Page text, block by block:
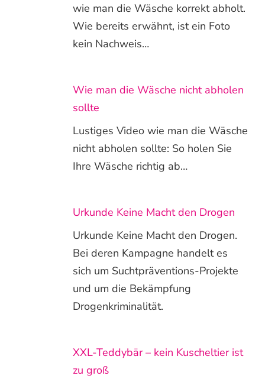
wie man die Wäsche korrekt abholt.
Wie bereits erwähnt, ist ein Foto
kein Nachweis…
Wie man die Wäsche nicht abholen
sollte
Lustiges Video wie man die Wäsche
nicht abholen sollte: So holen Sie
Ihre Wäsche richtig ab…
Urkunde Keine Macht den Drogen
Urkunde Keine Macht den Drogen.
Bei deren Kampagne handelt es
sich um Suchtpräventions-Projekte
und um die Bekämpfung
Drogenkriminalität.
XXL-Teddybär – kein Kuscheltier ist
zu groß